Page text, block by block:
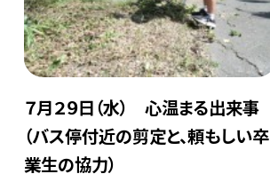
７月２９日（水） 心温まる出来事
（バス停付近の剪定と、頼もしい卒
業生の協力）